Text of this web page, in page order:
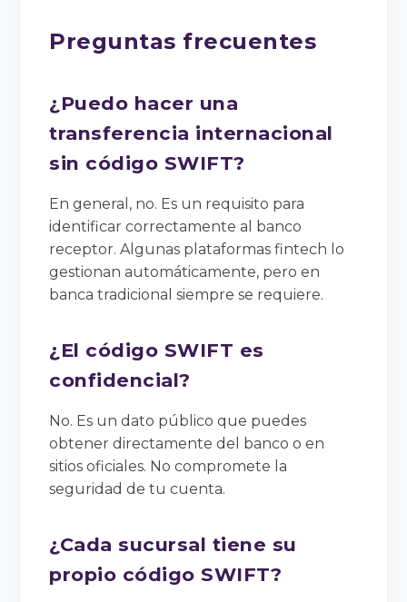
Preguntas frecuentes
¿Puedo hacer una
transferencia internacional
sin código SWIFT?
En general, no. Es un requisito para
identificar correctamente al banco
receptor. Algunas plataformas fintech lo
gestionan automáticamente, pero en
banca tradicional siempre se requiere.
¿El código SWIFT es
confidencial?
No. Es un dato público que puedes
obtener directamente del banco o en
sitios oficiales. No compromete la
seguridad de tu cuenta.
¿Cada sucursal tiene su
propio código SWIFT?